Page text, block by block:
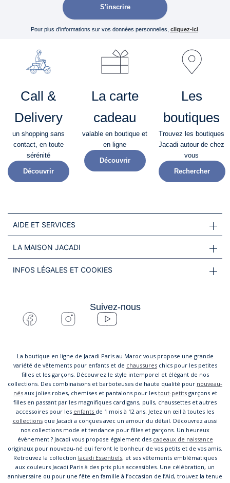
S'inscrire
Pour plus d’informations sur vos données personnelles, cliquez-ici.
Call &
Delivery
un shopping sans
contact, en toute
sérénité​
Découvrir
La carte
cadeau
valable en boutique et
en ligne
Découvrir
Les
boutiques
Trouvez les boutiques
Jacadi autour de chez
vous
Rechercher
AIDE ET SERVICES
LA MAISON JACADI
INFOS LÉGALES ET COOKIES
Suivez-nous
La boutique en ligne de Jacadi Paris au Maroc vous propose une grande
variété de vêtements pour enfants et de chaussureschics pour les petites
filles et les garçons. Découvrez le style intemporel et élégant de nos
collections. Des combinaisons et barboteuses de haute qualité pour nouveau-
nésaux jolies robes, chemises et pantalons pour les tout-petitsgarçons et
filles en passant par les magnifiques cardigans, pulls, chaussettes et autres
accessoires pour les enfants de 1 mois à 12 ans. Jetez un œil à toutes les
collectionsque Jacadi a conçues avec un amour du détail. Découvrez aussi
nos collections mode et tendance pour filles et garçons. Un heureux
évènement ? Jacadi vous propose également des cadeaux de naissance
originaux pour nouveau-né qui feront le bonheur de vos petits et de vos amis.
Retrouvez la collection Jacadi Essentiels, et ses vêtements emblématiques
aux couleurs Jacadi Paris à des prix plus accessibles. Une célébration, un
anniversaire ou pour une fête en famille à l’occasion de l’Aid, trouvez la tenue